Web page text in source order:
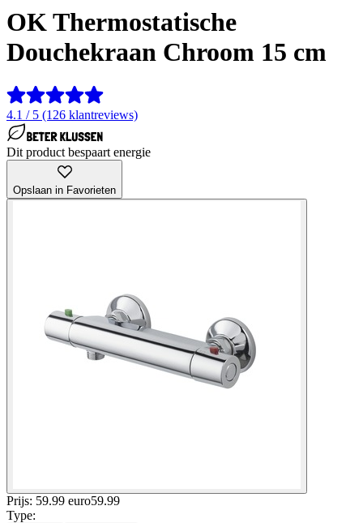
OK Thermostatische
Douchekraan Chroom 15 cm
4.1 / 5 (126 klantreviews)
Dit product bespaart energie
Opslaan in Favorieten
Prijs: 59.99 euro59.99
Type: